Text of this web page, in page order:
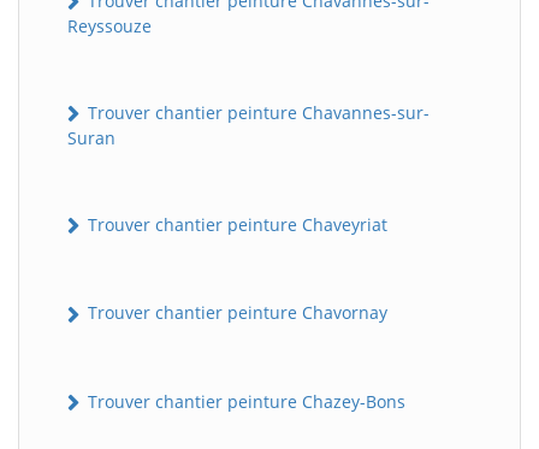
Reyssouze
Trouver chantier peinture Chavannes-sur-
Suran
Trouver chantier peinture Chaveyriat
Trouver chantier peinture Chavornay
Trouver chantier peinture Chazey-Bons